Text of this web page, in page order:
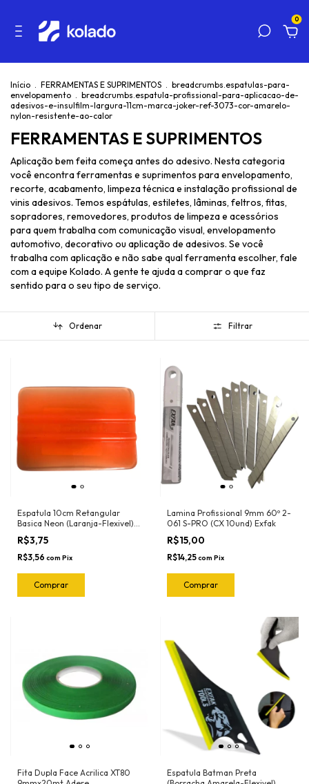
0
Início . FERRAMENTAS E SUPRIMENTOS . breadcrumbs.espatulas-para-
envelopamento . breadcrumbs.espatula-profissional-para-aplicacao-de-
adesivos-e-insulfilm-largura-11cm-marca-joker-ref-3073-cor-amarelo-
nylon-resistente-ao-calor
FERRAMENTAS E SUPRIMENTOS
Aplicação bem feita começa antes do adesivo. Nesta categoria
você encontra ferramentas e suprimentos para envelopamento,
recorte, acabamento, limpeza técnica e instalação profissional de
vinis adesivos. Temos espátulas, estiletes, lâminas, feltros, fitas,
sopradores, removedores, produtos de limpeza e acessórios
para quem trabalha com comunicação visual, envelopamento
automotivo, decorativo ou aplicação de adesivos. Se você
trabalha com aplicação e não sabe qual ferramenta escolher, fale
com a equipe Kolado. A gente te ajuda a comprar o que faz
sentido para o seu tipo de serviço.
Ordenar Filtrar
Espatula 10cm Retangular
Basica Neon (Laranja-Flexivel)
3030LN Ronek
R$3,75
R$3,56 com Pix
Lamina Profissional 9mm 60º 2-
061 S-PRO (CX 10und) Exfak
R$15,00
R$14,25com Pix
Fita Dupla Face Acrilica XT80
Espatula Batman Preta